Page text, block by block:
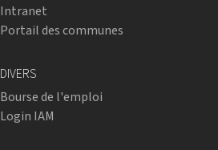
Intranet
Portail des communes
DIVERS
Bourse de l'emploi
Login IAM